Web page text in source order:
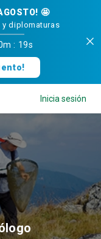
🤩
y diplomaturas
: 18s
Inicia sesión